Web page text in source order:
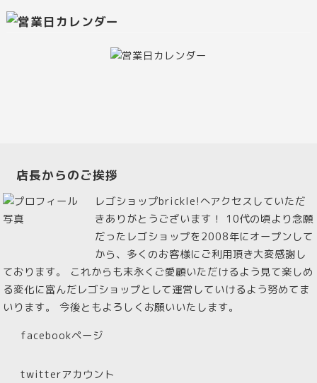
店長からのご挨拶
レゴショップbrickle!へアクセスしていただ
きありがとうございます！ 10代の頃より念願
だったレゴショップを2008年にオープンして
から、多くのお客様にご利用頂き大変感謝し
ております。 これからも末永くご愛顧いただけるよう見て楽しめ
る変化に富んだレゴショップとして運営していけるよう努めてま
いります。 今後ともよろしくお願いいたします。
facebookページ
twitterアカウント